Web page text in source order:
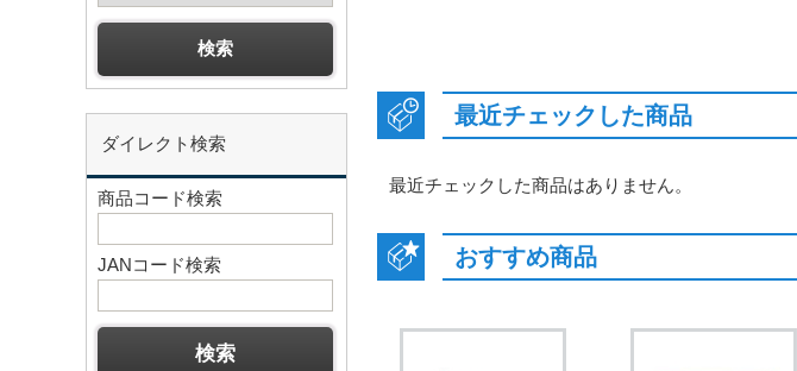
ダイレクト検索
商品コード検索
JANコード検索
最近チェックした商品
最近チェックした商品はありません。
おすすめ商品